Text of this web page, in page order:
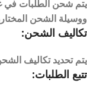
يتم شحن الطلبات في
ووسيلة الشحن
تكاليف الشحن:
يتم تحديد تكاليف
تتبع الطلبات: